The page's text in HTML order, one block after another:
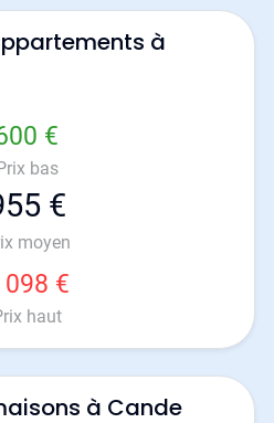
à
€
bas
€
moyen
098 €
haut
à Cande